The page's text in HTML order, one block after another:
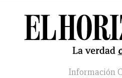
Información